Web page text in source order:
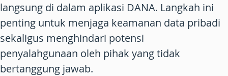
langsung di dalam aplikasi DANA. Langkah ini
penting untuk menjaga keamanan data pribadi
sekaligus menghindari potensi
penyalahgunaan oleh pihak yang tidak
bertanggung jawab.